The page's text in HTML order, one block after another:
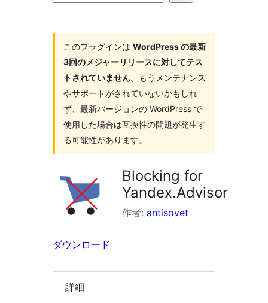
このプラグインは WordPress の最新
3回のメジャーリリースに対してテス
トされていません。もうメンテナンス
やサポートがされていないかもしれ
ず、最新バージョンの WordPress で
使用した場合は互換性の問題が発生す
る可能性があります。
Blocking for
Yandex.Advisor
作者: antisovet
ダウンロード
詳細